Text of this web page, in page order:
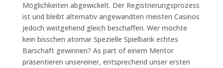
Möglichkeiten abgewickelt. Der Registrierungsprozess
ist und bleibt alternativ angewandten meisten Casinos
jedoch weitgehend gleich beschaffen. Wer möchte
kein bisschen atomar Spezielle Spielbank echtes
Barschaft gewinnen? As part of einem Mentor
präsentieren unsereiner, entsprechend unser ersten